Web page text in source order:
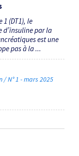
(DT1), le
d’insuline par la
est une
pas à la ...
N° 1 - mars 2025